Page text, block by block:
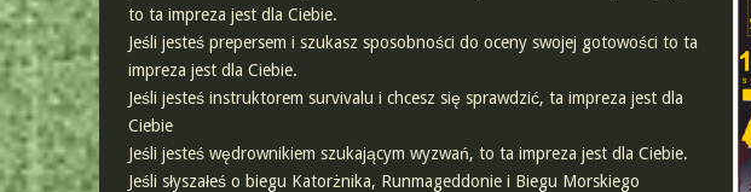
to ta impreza jest dla Ciebie.
Jeśli jesteś prepersem i szukasz sposobności do oceny swojej gotowości to ta
impreza jest dla Ciebie.
Jeśli jesteś instruktorem survivalu i chcesz się sprawdzić, ta impreza jest dla
Ciebie
Jeśli jesteś wędrownikiem szukającym wyzwań, to ta impreza jest dla Ciebie.
Jeśli słyszałeś o biegu Katorżnika, Runmageddonie i Biegu Morskiego